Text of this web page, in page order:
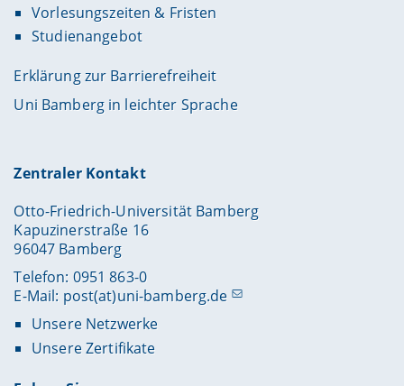
Vorlesungszeiten & Fristen
Studienangebot
Erklärung zur Barrierefreiheit
Uni Bamberg in leichter Sprache
Zentraler Kontakt
Otto-Friedrich-Universität Bamberg
Kapuzinerstraße 16
96047 Bamberg
Telefon: 0951 863-0
E-Mail: post(at)uni-bamberg.de
Unsere Netzwerke
Unsere Zertifikate